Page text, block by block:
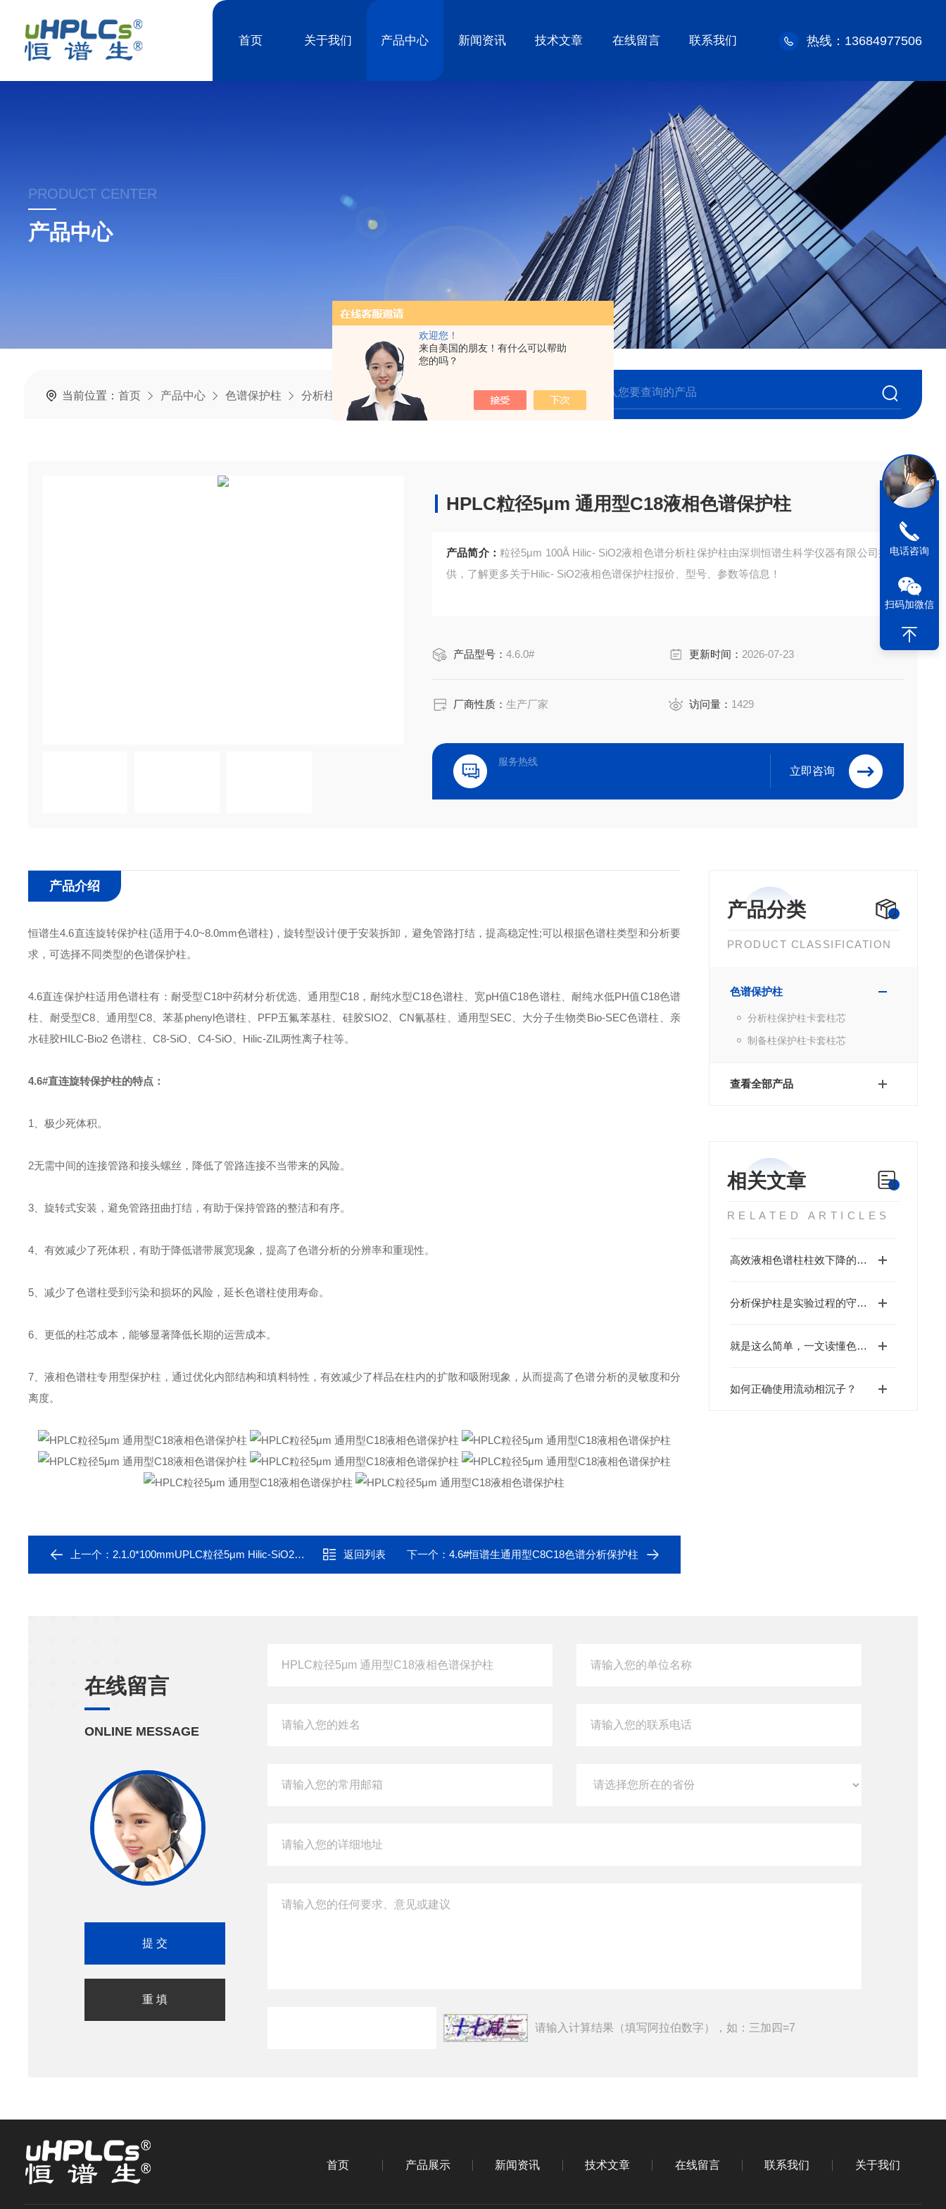
欢迎您！
来自美国的朋友！有什么可以帮助
您的吗？
首页 关于我们 产品中心 新闻资讯 技术文章 在线留言 联系我们 热线：13684977506
PRODUCT CENTER
产品中心
当前位置： 首页 产品中心 色谱保护柱 分析柱保护柱卡套柱芯 4.6.0#HPLC粒径5μm 通用型C18液相色谱保护柱
HPLC粒径5μm 通用型C18液相色谱保护柱
产品简介： 粒径5μm 100Å Hilic- SiO2液相色谱分析柱保护柱由深圳恒谱生科学仪器有限公司提
供，了解更多关于Hilic- SiO2液相色谱保护柱报价、型号、参数等信息！
产品型号：4.6.0# 更新时间： 2026-07-23
厂商性质：生产厂家 访问量： 1429
服务热线
立即咨询
产品分类
PRODUCT CLASSIFICATION
色谱保护柱
分析柱保护柱卡套柱芯
制备柱保护柱卡套柱芯
查看全部产品
相关文章
RELATED ARTICLES
高效液相色谱柱柱效下降的常见原因
分析保护柱是实验过程的守护者
就是这么简单，一文读懂色谱耗材
如何正确使用流动相沉子？
产品介绍
恒谱生4.6直连旋转保护柱(适用于4.0~8.0mm色谱柱)，旋转型设计便于安装拆卸，避免管路打结，提高稳定性;可以根据色谱柱类型和分析要
求，可选择不同类型的色谱保护柱。
4.6直连保护柱适用色谱柱有：耐受型C18中药材分析优选、通用型C18，耐纯水型C18色谱柱、宽pH值C18色谱柱、耐纯水低PH值C18色谱
柱、耐受型C8、通用型C8、苯基phenyl色谱柱、PFP五氟苯基柱、硅胶SIO2
CN氰基柱、通用型SEC、大分子生物类Bio-SEC色谱柱、亲
水硅胶HILC-Bio2 色谱柱、 C8-SiO、C4-SiO、Hilic-ZIL两性离子柱等。
4.6#直连旋转保护柱的特点：
1、极少死体积。
2无需中间的连接管路和接头螺丝，降低了管路连接不当带来的风险。
3、旋转式安装，避免管路扭曲打结，有助于保持管路的整洁和有序。
4、有效减少了死体积，有助于降低谱带展宽现象，提高了色谱分析的分辨率和重现性。
5、减少了色谱柱受到污染和损坏的风险，延长色谱柱使用寿命。
6、更低的柱芯成本，能够显著降低长期的运营成本。
7、液相色谱柱专用型保护柱，通过优化内部结构和填料特性，有效减少了样品在柱内的扩散和吸附现象，从而提高了色谱分析的灵敏度和分
离度。
上一个： 2.1.0*100mmUPLC粒径5μm Hilic-SiO2液相色谱保护柱 返回列表 下一个： 4.6#恒谱生通用型C8C18色谱分析保护柱
在线留言
ONLINE MESSAGE
请输入计算结果（填写阿拉伯数字），如：三加四=7
首页 产品展示 新闻资讯 技术文章 在线留言 联系我们 关于我们
电话咨询
扫码加微信